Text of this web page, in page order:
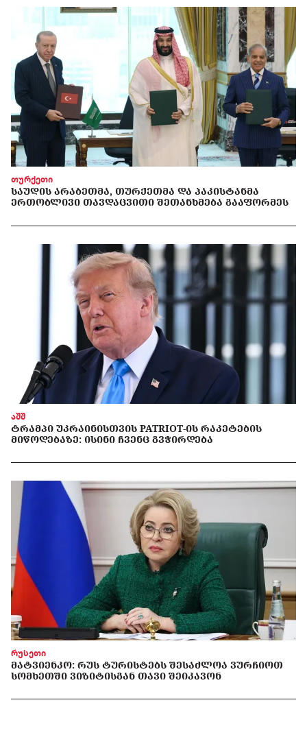
თურქეთი
ᲡᲐᲣᲓᲘᲡ ᲐᲠᲐᲑᲔᲗᲛᲐ, ᲗᲣᲠᲥᲔᲗᲛᲐ ᲓᲐ ᲞᲐᲙᲘᲡᲢᲐᲜᲛᲐ
ᲔᲠᲗᲝᲑᲚᲘᲕᲘ ᲗᲐᲕᲓᲐᲪᲕᲘᲗᲘ ᲨᲔᲗᲐᲜᲮᲛᲔᲑᲐ ᲒᲐᲐᲤᲝᲠᲛᲔᲡ
აშშ
ᲢᲠᲐᲛᲞᲘ ᲣᲙᲠᲐᲘᲜᲘᲡᲗᲕᲘᲡ PATRIOT-ᲘᲡ ᲠᲐᲙᲔᲢᲔᲑᲘᲡ
ᲛᲘᲬᲝᲓᲔᲑᲐᲖᲔ: ᲘᲡᲘᲜᲘ ᲩᲕᲔᲜᲪ ᲒᲕᲭᲘᲠᲓᲔᲑᲐ
რუსეთი
ᲛᲐᲢᲕᲘᲔᲜᲙᲝ: ᲠᲣᲡ ᲢᲣᲠᲘᲡᲢᲔᲑᲡ ᲨᲔᲡᲐᲫᲚᲝᲐ ᲕᲣᲠᲩᲘᲝᲗ
ᲡᲝᲛᲮᲔᲗᲨᲘ ᲕᲘᲖᲘᲢᲘᲡᲒᲐᲜ ᲗᲐᲕᲘ ᲨᲔᲘᲙᲐᲕᲝᲜ